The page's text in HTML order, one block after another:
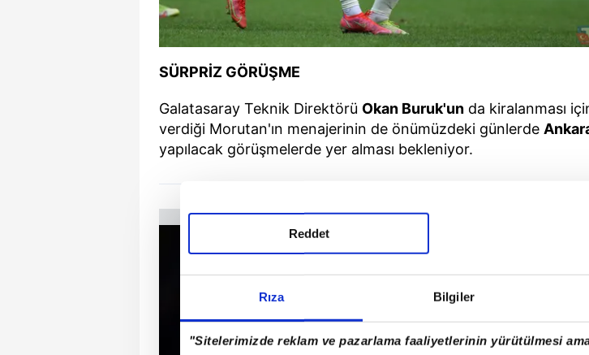
Rıza Bilgiler
"Sitelerimizde reklam ve pazarlama faaliyetlerinin yürütülmesi
Reddet
SÜRPRİZ GÖRÜŞME
Galatasaray Teknik Direktörü Okan Buruk'un da kiralanması
verdiği Morutan'ın menajerinin de önümüzdeki günlerde
yapılacak görüşmelerde yer alması bekleniyor.